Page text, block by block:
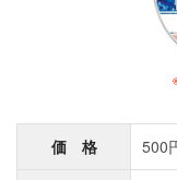
価 格 500